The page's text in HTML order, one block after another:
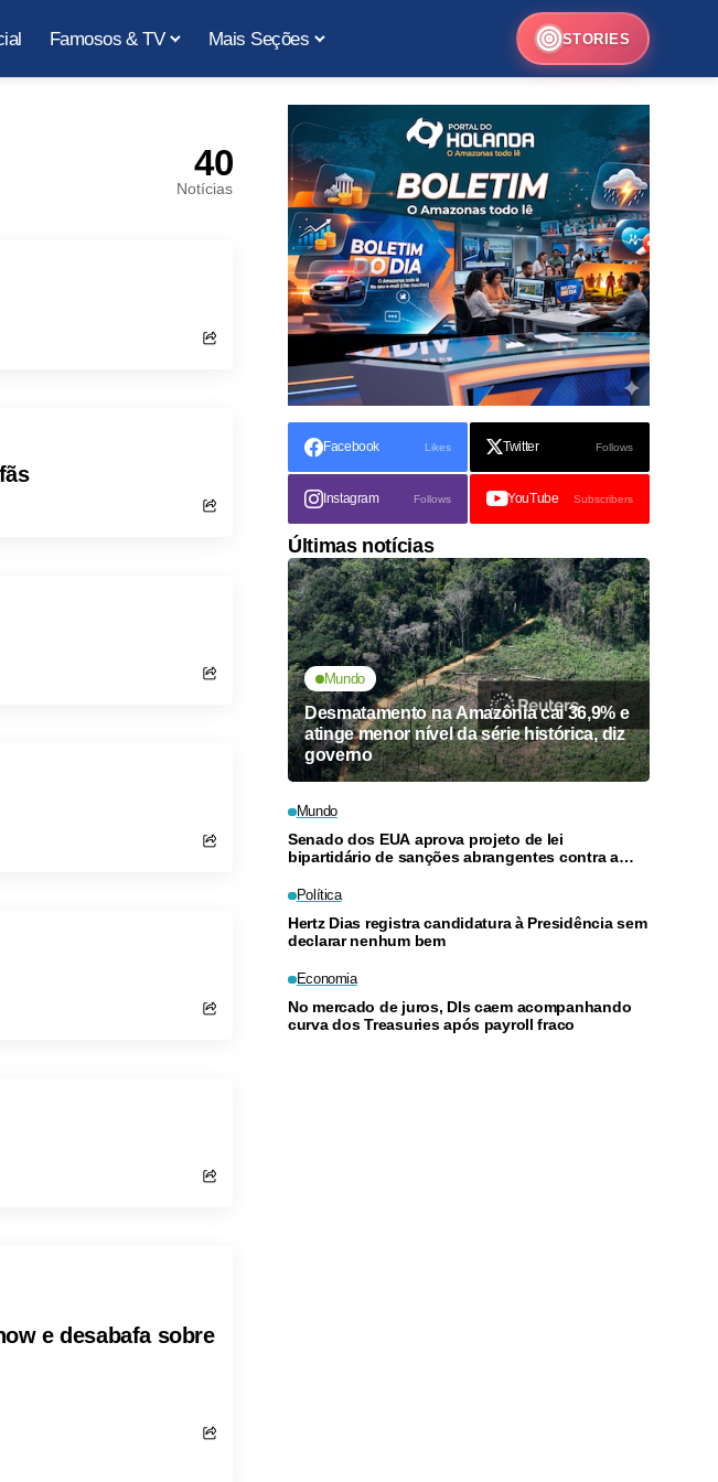
Famosos & TV Mais Seções STORIES
40
Notícias
e desabafa sobre
Facebook Likes Twitter Follows
Instagram Follows YouTube Subscribers
Últimas notícias
Mundo
Desmatamento na Amazônia cai 36,9% e
atinge menor nível da série histórica, diz
governo
Mundo
Senado dos EUA aprova projeto de lei
bipartidário de sanções abrangentes contra a
Política
Hertz Dias registra candidatura à Presidência sem
declarar nenhum bem
Economia
No mercado de juros, DIs caem acompanhando
curva dos Treasuries após payroll fraco